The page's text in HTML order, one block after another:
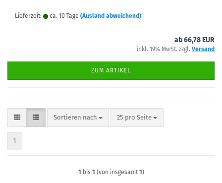
Lieferzeit: ca. 10 Tage (Ausland abweichend)
ab 66,78 EUR
inkl. 19% MwSt. zzgl. Versand
ZUM ARTIKEL
Sortieren nach
Sortieren nach 25 pro Seite
pro Seite
1
1 bis 1 (von insgesamt 1 )